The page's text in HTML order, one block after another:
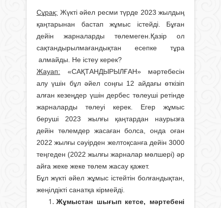
Сұрақ: Жүкті әйел ресми түрде 2023 жылдың
қаңтарынан бастап жұмыс істейді. Бұған
дейін жарналарды төлемеген.Қазір ол
сақтандырылмағандықтан есепке тұра
алмайды. Не істеу керек?
Жауап: «САҚТАНДЫРЫЛҒАН» мәртебесін
алу үшін бұл әйел соңғы 12 айдағы өткізіп
алған кезеңдер үшін дербес төлеуші ретінде
жарналарды төлеуі керек. Егер жұмыс
беруші 2023 жылғы қаңтардан наурызға
дейін төлемдер жасаған болса, онда оған
2022 жылғы сәуірден желтоқсанға дейін 3000
теңгеден (2022 жылғы жарналар мөлшері) әр
айға жеке жеке төлем жасау қажет.
Бұл жүкті әйел жұмыс істейтін болғандықтан,
жеңілдікті санатқа кірмейді.
Жұмыстан шығып кетсе, мәртебені